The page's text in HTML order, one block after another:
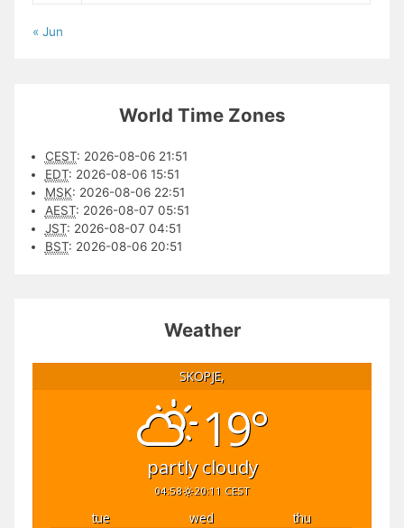
« Jun
World Time Zones
CEST: 2026-08-06 21:51
EDT: 2026-08-06 15:51
MSK: 2026-08-06 22:51
AEST: 2026-08-07 05:51
JST: 2026-08-07 04:51
BST: 2026-08-06 20:51
Weather
SKOPJE,
19°
partly cloudy
04:58 20:11 CEST
tue wed
thu